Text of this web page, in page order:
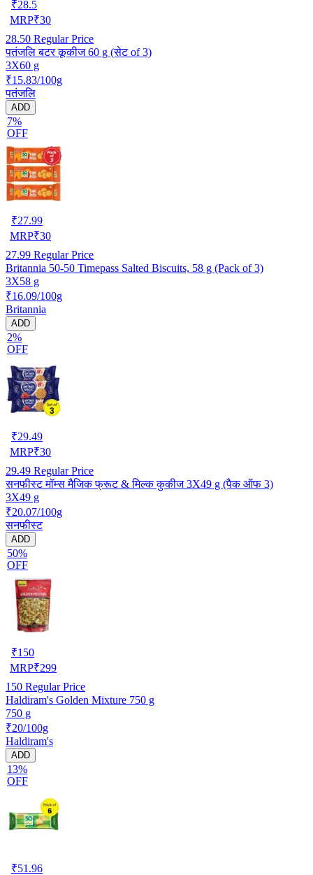
₹28.5
MRP₹30
28.50 Regular Price
पतंजलि बटर कूकीज 60 g (सेट of 3)
3X60 g
₹15.83/100g
पतंजलि
ADD
7%
OFF
₹27.99
MRP₹30
27.99 Regular Price
Britannia 50-50 Timepass Salted Biscuits, 58 g (Pack of 3)
3X58 g
₹16.09/100g
Britannia
ADD
2%
OFF
₹29.49
MRP₹30
29.49 Regular Price
सनफीस्ट मॉम्स मैजिक फ्रूट & मिल्क कुकीज 3X49 g (पैक ऑफ 3)
3X49 g
₹20.07/100g
सनफीस्ट
ADD
50%
OFF
₹150
MRP₹299
150 Regular Price
Haldiram's Golden Mixture 750 g
750 g
₹20/100g
Haldiram's
ADD
13%
OFF
₹51.96